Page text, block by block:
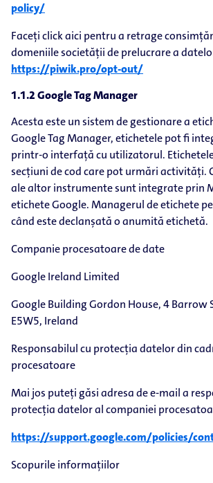
policy/
Faceți click aici pentru a retrage
domeniile societății de prelucrare a
https://piwik.pro/opt-out/
1.1.2 Google Tag Manager
Acesta este un sistem de gestionare a
Google Tag Manager, etichetele pot fi
printr-o interfață cu utilizatorul.
secțiuni de cod care pot urmări activități.
ale altor instrumente sunt integrate prin
etichete Google. Managerul de etichete
când este declanșată o anumită etichetă.
Companie procesatoare de date
Google Ireland Limited
Google Building Gordon House, 4 Barrow
E5W5, Ireland
Responsabilul cu protecția datelor din
procesatoare
Mai jos puteți găsi adresa de e-mail a
protecția datelor al companiei
https://support.google.com/policies/
Scopurile informațiilor